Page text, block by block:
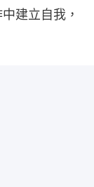
建立自我，